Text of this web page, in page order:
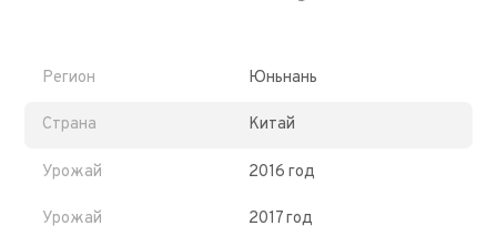
Регион Юньнань
Страна Китай
Урожай 2016 год
Урожай 2017 год